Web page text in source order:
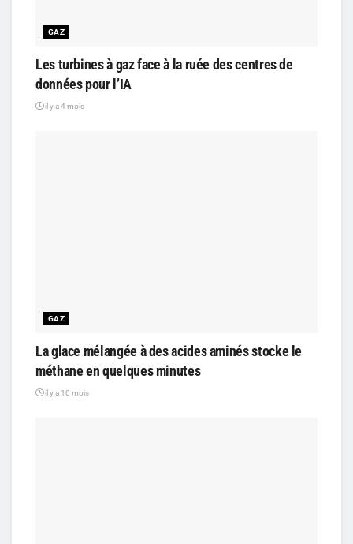
GAZ
Les turbines à gaz face à la ruée des centres de
données pour l’IA
il y a 4 mois
GAZ
La glace mélangée à des acides aminés stocke le
méthane en quelques minutes
il y a 10 mois